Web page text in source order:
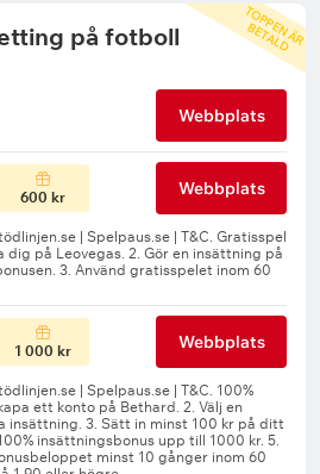
T
O
P
P
E
N
Ä
R
B
E
T
A
L
D
på fotboll
Webbplats
600 kr Webbplats
1 000 kr Webbplats